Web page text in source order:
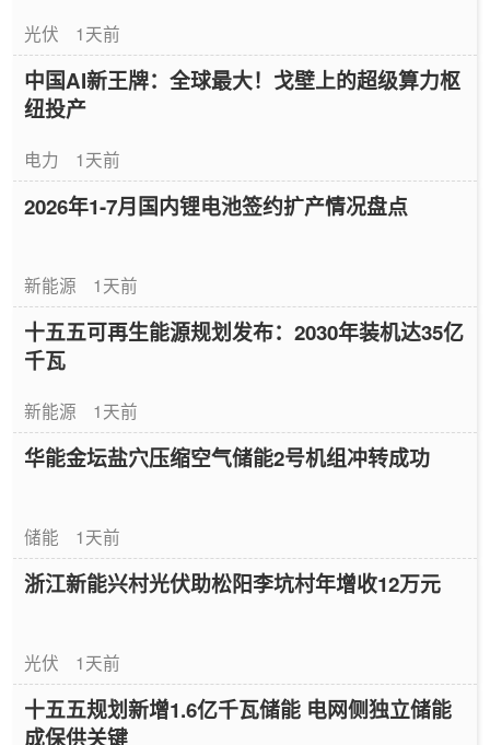
光伏 1天前
中国AI新王牌：全球最大！戈壁上的超级算力枢
纽投产
电力 1天前
2026年1-7月国内锂电池签约扩产情况盘点
新能源 1天前
十五五可再生能源规划发布：2030年装机达35亿
千瓦
新能源 1天前
华能金坛盐穴压缩空气储能2号机组冲转成功
储能 1天前
浙江新能兴村光伏助松阳李坑村年增收12万元
光伏 1天前
十五五规划新增1.6亿千瓦储能 电网侧独立储能
成保供关键